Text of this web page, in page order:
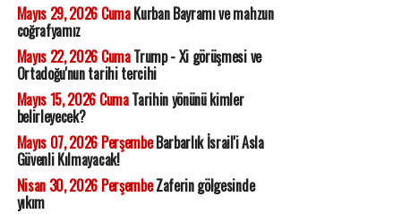
Mayıs 29, 2026 CumaKurban Bayramı ve mahzun
coğrafyamız
Mayıs 22, 2026 CumaTrump - Xi görüşmesi ve
Ortadoğu'nun tarihi tercihi
Mayıs 15, 2026 CumaTarihin yönünü kimler
belirleyecek?
Mayıs 07, 2026 PerşembeBarbarlık İsrail'i Asla
Güvenli Kılmayacak!
Nisan 30, 2026 PerşembeZaferin gölgesinde
yıkım